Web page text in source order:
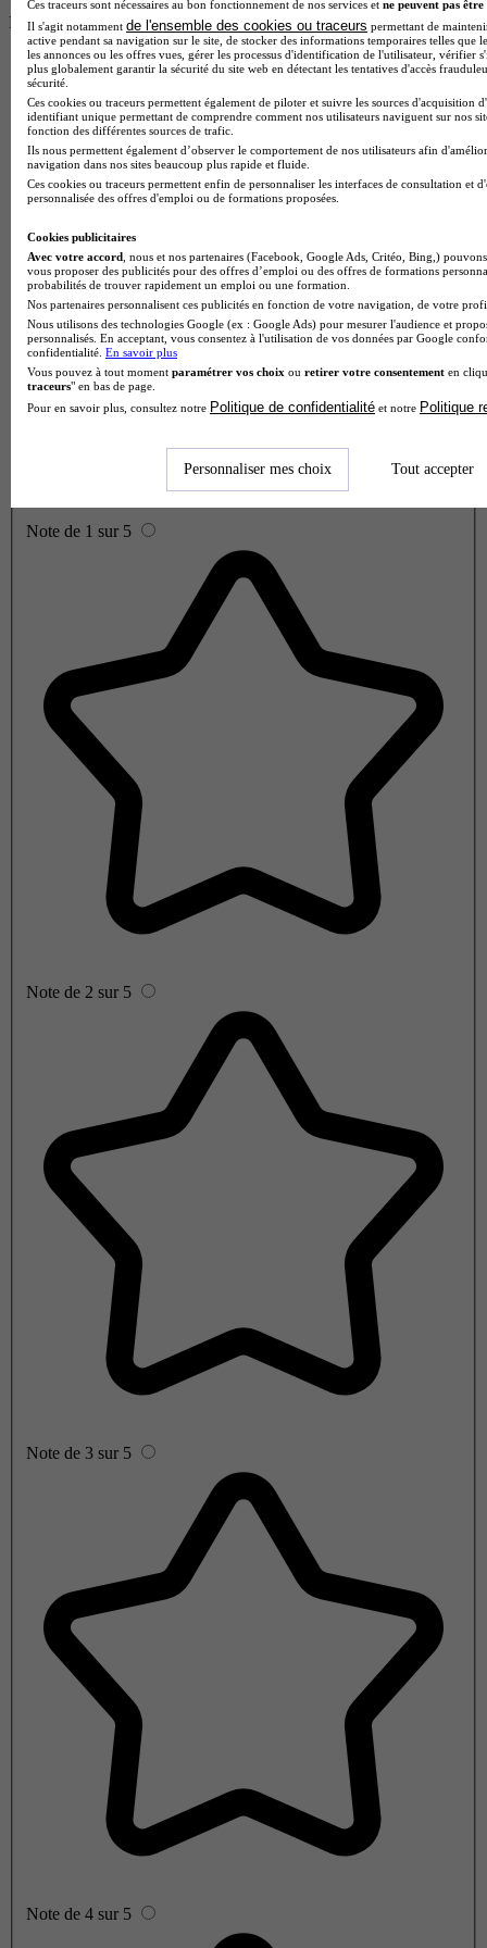
Partage ton expérience et aide d’autres étudiants à faire le bon choix.
Donne ton avis entre 1 et 5 étoiles
Note de 1 sur 5
Note de 2 sur 5
Note de 3 sur 5
Note de 4 sur 5
Ces traceurs sont nécessaires au bon fonctionnement de nos services et ne peuvent pas être
Il s'agit notamment de l'ensemble des cookies ou traceurs permettant de
active pendant sa navigation sur le site, de stocker des informations temporaires telles que
les annonces ou les offres vues, gérer les processus d'identification de l'utilisateur, vérifier
plus globalement garantir la sécurité du site web en détectant les tentatives d'accès
sécurité.
Ces cookies ou traceurs permettent également de piloter et suivre les sources d'acquisition
identifiant unique permettant de comprendre comment nos utilisateurs naviguent sur nos
fonction des différentes sources de trafic.
Ils nous permettent également d’observer le comportement de nos utilisateurs afin
navigation dans nos sites beaucoup plus rapide et fluide.
Ces cookies ou traceurs permettent enfin de personnaliser les interfaces de consultation et
personnalisée des offres d'emploi ou de formations proposées.
Cookies publicitaires
Avec votre accord , nous et nos partenaires (Facebook, Google Ads, Critéo, Bing,)
vous proposer des publicités pour des offres d’emploi ou des offres de formations
probabilités de trouver rapidement un emploi ou une formation.
Nos partenaires personnalisent ces publicités en fonction de votre navigation, de votre
Nous utilisons des technologies Google (ex : Google Ads) pour mesurer l'audience et
personnalisés. En acceptant, vous consentez à l'utilisation de vos données par Google
confidentialité. En savoir plus
Vous pouvez à tout moment paramétrer vos choix ou retirer votre consentement en
traceurs" en bas de page.
Pour en savoir plus, consultez notre Politique de confidentialité et notre Politique
Personnaliser mes choix Tout accepter